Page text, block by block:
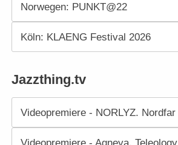
Norwegen: PUNKT@22
Köln: KLAENG Festival 2026
Jazzthing.tv
Videopremiere - NORLYZ. Nordfar